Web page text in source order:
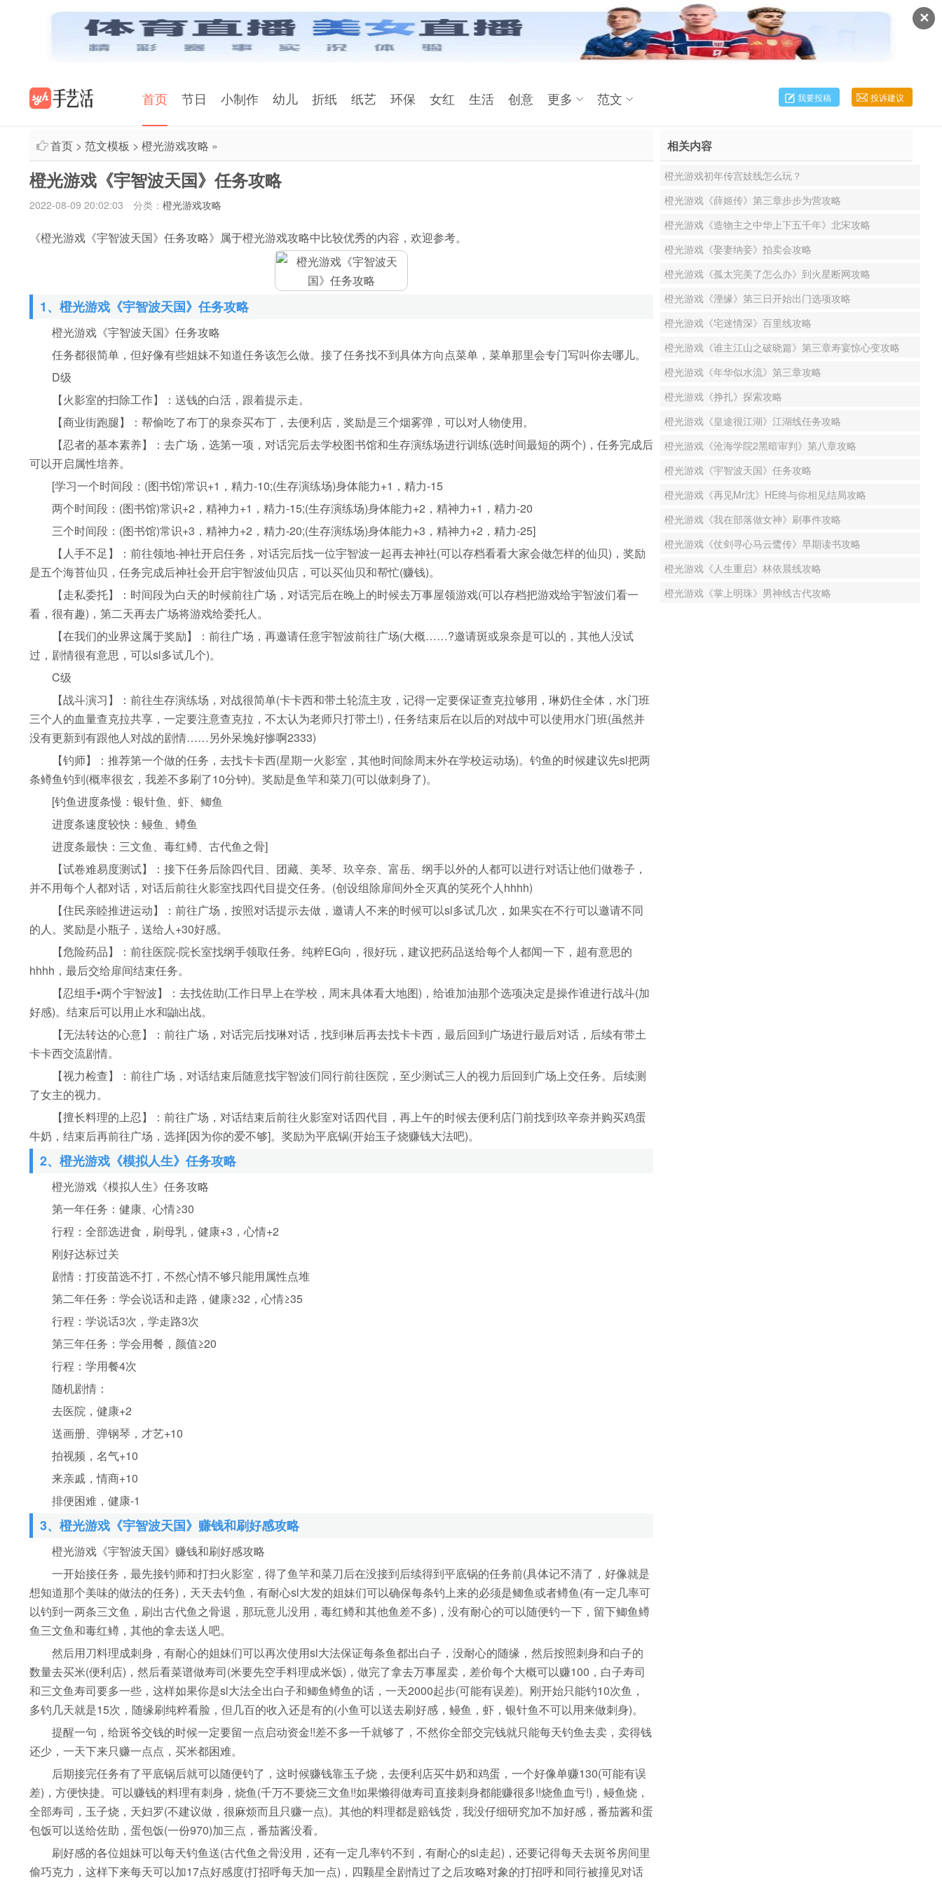
✕
首页 节日 小制作 幼儿 折纸 纸艺 环保 女红 生活 创意 更多 范文 我要投稿 投诉建议
首页 > 范文模板 > 橙光游戏攻略 »
橙光游戏《宇智波天国》任务攻略
2022-08-09 20:02:03 分类： 橙光游戏攻略
《橙光游戏《宇智波天国》任务攻略》属于橙光游戏攻略中比较优秀的内容，欢迎参考。
1、橙光游戏《宇智波天国》任务攻略
橙光游戏《宇智波天国》任务攻略
任务都很简单，但好像有些姐妹不知道任务该怎么做。接了任务找不到具体方向点菜单，菜单那里会专门写叫你去哪儿。
D级
【火影室的扫除工作】：送钱的白活，跟着提示走。
【商业街跑腿】：帮偷吃了布丁的泉奈买布丁，去便利店，奖励是三个烟雾弹，可以对人物使用。
【忍者的基本素养】：去广场，选第一项，对话完后去学校图书馆和生存演练场进行训练(选时间最短的两个)，任务完成后
可以开启属性培养。
[学习一个时间段：(图书馆)常识+1，精力-10;(生存演练场)身体能力+1，精力-15
两个时间段：(图书馆)常识+2，精神力+1，精力-15;(生存演练场)身体能力+2，精神力+1，精力-20
三个时间段：(图书馆)常识+3，精神力+2，精力-20;(生存演练场)身体能力+3，精神力+2，精力-25]
【人手不足】：前往领地-神社开启任务，对话完后找一位宇智波一起再去神社(可以存档看看大家会做怎样的仙贝)，奖励
是五个海苔仙贝，任务完成后神社会开启宇智波仙贝店，可以买仙贝和帮忙(赚钱)。
【走私委托】：时间段为白天的时候前往广场，对话完后在晚上的时候去万事屋领游戏(可以存档把游戏给宇智波们看一
看，很有趣)，第二天再去广场将游戏给委托人。
【在我们的业界这属于奖励】：前往广场，再邀请任意宇智波前往广场(大概……?邀请斑或泉奈是可以的，其他人没试
过，剧情很有意思，可以sl多试几个)。
C级
【战斗演习】：前往生存演练场，对战很简单(卡卡西和带土轮流主攻，记得一定要保证查克拉够用，琳奶住全体，水门班
三个人的血量查克拉共享，一定要注意查克拉，不太认为老师只打带土!)，任务结束后在以后的对战中可以使用水门班(虽然并
没有更新到有跟他人对战的剧情……另外呆堍好惨啊2333)
【钓师】：推荐第一个做的任务，去找卡卡西(星期一火影室，其他时间除周末外在学校运动场)。钓鱼的时候建议先sl把两
条鳟鱼钓到(概率很玄，我差不多刷了10分钟)。奖励是鱼竿和菜刀(可以做刺身了)。
[钓鱼进度条慢：银针鱼、虾、鲫鱼
进度条速度较快：鳗鱼、鳟鱼
进度条最快：三文鱼、毒红鳟、古代鱼之骨]
【试卷难易度测试】：接下任务后除四代目、团藏、美琴、玖辛奈、富岳、纲手以外的人都可以进行对话让他们做卷子，
并不用每个人都对话，对话后前往火影室找四代目提交任务。(创设组除扉间外全灭真的笑死个人hhhh)
【住民亲睦推进运动】：前往广场，按照对话提示去做，邀请人不来的时候可以sl多试几次，如果实在不行可以邀请不同
的人。奖励是小瓶子，送给人+30好感。
【危险药品】：前往医院-院长室找纲手领取任务。纯粹EG向，很好玩，建议把药品送给每个人都闻一下，超有意思的
hhhh，最后交给扉间结束任务。
【忍组手•两个宇智波】：去找佐助(工作日早上在学校，周末具体看大地图)，给谁加油那个选项决定是操作谁进行战斗(加
好感)。结束后可以用止水和鼬出战。
【无法转达的心意】：前往广场，对话完后找琳对话，找到琳后再去找卡卡西，最后回到广场进行最后对话，后续有带土
卡卡西交流剧情。
【视力检查】：前往广场，对话结束后随意找宇智波们同行前往医院，至少测试三人的视力后回到广场上交任务。后续测
了女主的视力。
【擅长料理的上忍】：前往广场，对话结束后前往火影室对话四代目，再上午的时候去便利店门前找到玖辛奈并购买鸡蛋
牛奶，结束后再前往广场，选择[因为你的爱不够]。奖励为平底锅(开始玉子烧赚钱大法吧)。
2、橙光游戏《模拟人生》任务攻略
橙光游戏《模拟人生》任务攻略
第一年任务：健康、心情≥30
行程：全部选进食，刷母乳，健康+3，心情+2
刚好达标过关
剧情：打疫苗选不打，不然心情不够只能用属性点堆
第二年任务：学会说话和走路，健康≥32，心情≥35
行程：学说话3次，学走路3次
第三年任务：学会用餐，颜值≥20
行程：学用餐4次
随机剧情：
去医院，健康+2
送画册、弹钢琴，才艺+10
拍视频，名气+10
来亲戚，情商+10
排便困难，健康-1
3、橙光游戏《宇智波天国》赚钱和刷好感攻略
橙光游戏《宇智波天国》赚钱和刷好感攻略
一开始接任务，最先接钓师和打扫火影室，得了鱼竿和菜刀后在没接到后续得到平底锅的任务前(具体记不清了，好像就是
想知道那个美味的做法的任务)，天天去钓鱼，有耐心sl大发的姐妹们可以确保每条钓上来的必须是鲫鱼或者鳟鱼(有一定几率可
以钓到一两条三文鱼，刷出古代鱼之骨退，那玩意儿没用，毒红鳟和其他鱼差不多)，没有耐心的可以随便钓一下，留下鲫鱼鳟
鱼三文鱼和毒红鳟，其他的拿去送人吧。
然后用刀料理成刺身，有耐心的姐妹们可以再次使用sl大法保证每条鱼都出白子，没耐心的随缘，然后按照刺身和白子的
数量去买米(便利店)，然后看菜谱做寿司(米要先空手料理成米饭)，做完了拿去万事屋卖，差价每个大概可以赚100，白子寿司
和三文鱼寿司要多一些，这样如果你是sl大法全出白子和鲫鱼鳟鱼的话，一天2000起步(可能有误差)。刚开始只能钓10次鱼，
多钓几天就是15次，随缘刷纯粹看脸，但几百的收入还是有的(小鱼可以送去刷好感，鳗鱼，虾，银针鱼不可以用来做刺身)。
提醒一句，给斑爷交钱的时候一定要留一点启动资金!!差不多一千就够了，不然你全部交完钱就只能每天钓鱼去卖，卖得钱
还少，一天下来只赚一点点，买米都困难。
后期接完任务有了平底锅后就可以随便钓了，这时候赚钱靠玉子烧，去便利店买牛奶和鸡蛋，一个好像单赚130(可能有误
差)，方便快捷。可以赚钱的料理有刺身，烧鱼(千万不要烧三文鱼!!如果懒得做寿司直接刺身都能赚很多!!烧鱼血亏!)，鳗鱼烧，
全部寿司，玉子烧，天妇罗(不建议做，很麻烦而且只赚一点)。其他的料理都是赔钱货，我没仔细研究加不加好感，番茄酱和蛋
包饭可以送给佐助，蛋包饭(一份970)加三点，番茄酱没看。
刷好感的各位姐妹可以每天钓鱼送(古代鱼之骨没用，还有一定几率钓不到，有耐心的sl走起)，还要记得每天去斑爷房间里
偷巧克力，这样下来每天可以加17点好感度(打招呼每天加一点)，四颗星全剧情过了之后攻略对象的打招呼和同行被撞见对话
相关内容
橙光游戏初年传宫妓线怎么玩？
橙光游戏《薛姬传》第三章步步为营攻略
橙光游戏《造物主之中华上下五千年》北宋攻略
橙光游戏《娶妻纳妾》拍卖会攻略
橙光游戏《孤太完美了怎么办》到火星断网攻略
橙光游戏《湮缘》第三日开始出门选项攻略
橙光游戏《宅迷情深》百里线攻略
橙光游戏《谁主江山之破晓篇》第三章寿宴惊心变攻略
橙光游戏《年华似水流》第三章攻略
橙光游戏《挣扎》探索攻略
橙光游戏《皇途很江湖》江湖线任务攻略
橙光游戏《沧海学院2黑暗审判》第八章攻略
橙光游戏《宇智波天国》任务攻略
橙光游戏《再见Mr沈》HE终与你相见结局攻略
橙光游戏《我在部落做女神》刷事件攻略
橙光游戏《仗剑寻心马云鹭传》早期读书攻略
橙光游戏《人生重启》林依晨线攻略
橙光游戏《掌上明珠》男神线古代攻略